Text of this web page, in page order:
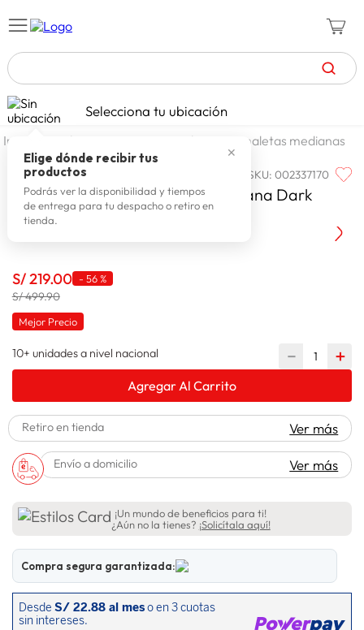
TÉRMINOS MÁS BUSCADOS
1. zapatillas mujer
2. celulares
3. zapatillas hombre
4. zapatillas
6
7. spiderman
8. laptop
9. terrex
Selecciona tu ubicación
✕
Elige dónde recibir tus
productos
Podrás ver la disponibilidad y tiempos
de entrega para tu despacho o retiro en
tienda.
maleteria y viajes maletas maletas medianas
VAMO SKU:002337170
Vamo Maleta Dura Spinner Mediana Dark
Brown 24 Pulgadas
S/219.00 - 56 %
S/ 499.90
Mejor Precio
10+ unidades a nivel nacional ＋
－
Agregar Al Carrito
Retiro en tienda Ver más
Envío a domicilio Ver más
¡Un mundo de beneficios para ti!
¿Aún no la tienes? ¡Solicítala aquí!
Compra segura garantizada: